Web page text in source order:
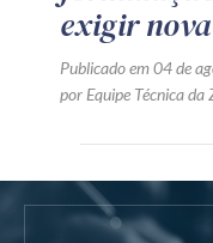
exigir
Publicado em 04 de
por Equipe Técnica da